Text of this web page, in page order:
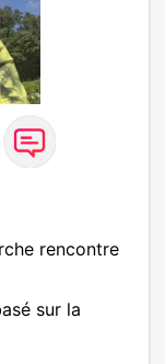
rencontre
sur la